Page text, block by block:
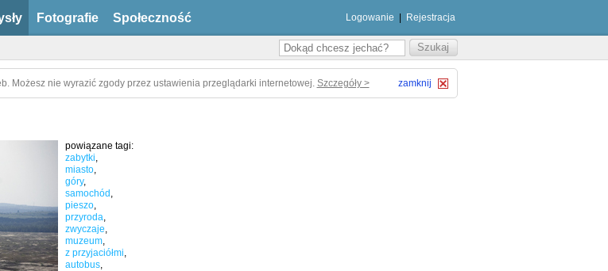
Fotografie Społeczność Logowanie Rejestracja
Możesz nie wyrazić zgody przez ustawienia przeglądarki internetowej. Szczegóły > zamknij
powiązane tagi:
zabytki,
miasto,
góry,
samochód ,
pieszo,
przyroda,
zwyczaje,
muzeum,
z przyjaciółmi,
autobus,